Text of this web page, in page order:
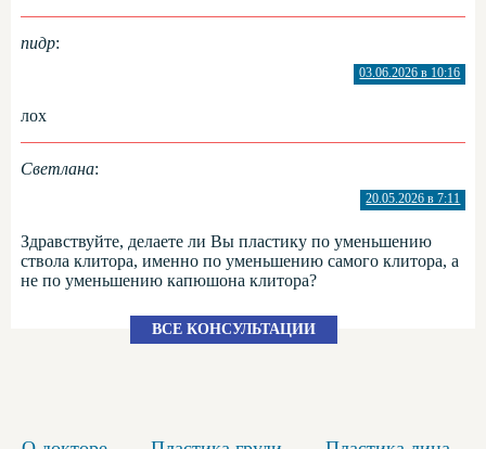
пидр:
03.06.2026 в 10:16
лох
Светлана:
20.05.2026 в 7:11
Здравствуйте, делаете ли Вы пластику по уменьшению
ствола клитора, именно по уменьшению самого клитора, а
не по уменьшению капюшона клитора?
ВСЕ КОНСУЛЬТАЦИИ